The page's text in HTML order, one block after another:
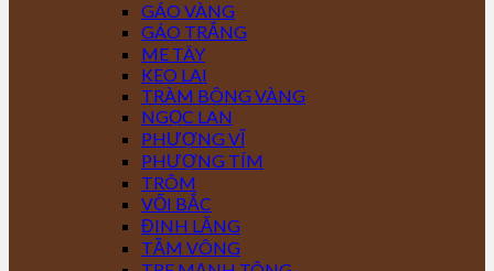
GÁO VÀNG
GÁO TRẮNG
ME TÂY
KEO LAI
TRÀM BÔNG VÀNG
NGỌC LAN
PHƯỢNG VĨ
PHƯỢNG TÍM
TRÔM
VỐI BẮC
ĐINH LĂNG
TẦM VÔNG